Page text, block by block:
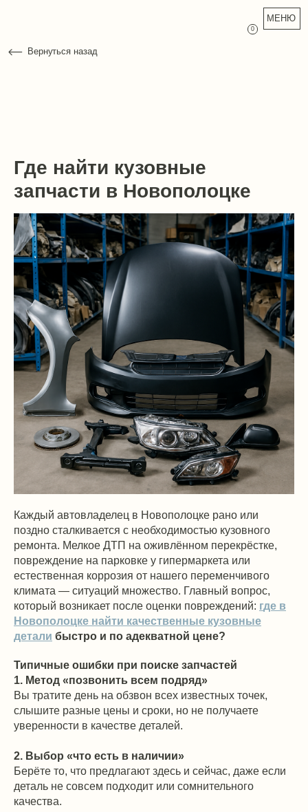
МЕНЮ
Вернуться назад
Где найти кузовные
запчасти в Новополоцке
Каждый автовладелец в Новополоцке рано или
поздно сталкивается с необходимостью кузовного
ремонта. Мелкое ДТП на оживлённом перекрёстке,
повреждение на парковке у гипермаркета или
естественная коррозия от нашего переменчивого
климата — ситуаций множество. Главный вопрос,
который возникает после оценки повреждений: где в
Новополоцке найти качественные кузовные
детали быстро и по адекватной цене?
Типичные ошибки при поиске запчастей
1. Метод «позвонить всем подряд»
Вы тратите день на обзвон всех известных точек,
слышите разные цены и сроки, но не получаете
уверенности в качестве деталей.
2. Выбор «что есть в наличии»
Берёте то, что предлагают здесь и сейчас, даже если
деталь не совсем подходит или сомнительного
качества.